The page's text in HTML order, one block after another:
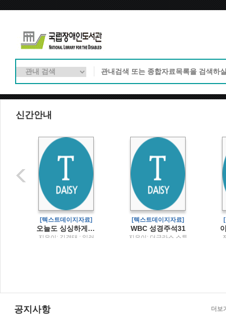
신간안내
[텍스트데이지자료]
오늘도 싱싱하게 텃밭 과학씨앗부터 바이오 연료까지, 세상 모든 생태의 과학
지은이: 김경태 ; 일러
[텍스트데이지자료]
WBC 성경주석31
지은이: 더글라스 스튜
공지사항 더보